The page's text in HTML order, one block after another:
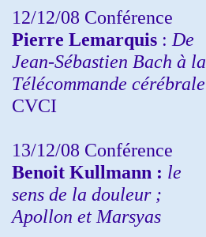
12/12/08 Conférence
Pierre Lemarquis : De
Jean-Sébastien Bach à la
Télécommande cérébrale
CVCI
13/12/08 Conférence
Benoit Kullmann : le
sens de la douleur ;
Apollon et Marsyas